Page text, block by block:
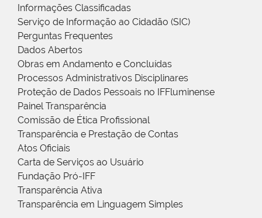
Informações Classificadas
Serviço de Informação ao Cidadão (SIC)
Perguntas Frequentes
Dados Abertos
Obras em Andamento e Concluídas
Processos Administrativos Disciplinares
Proteção de Dados Pessoais no IFFluminense
Painel Transparência
Comissão de Ética Profissional
Transparência e Prestação de Contas
Atos Oficiais
Carta de Serviços ao Usuário
Fundação Pró-IFF
Transparência Ativa
Transparência em Linguagem Simples